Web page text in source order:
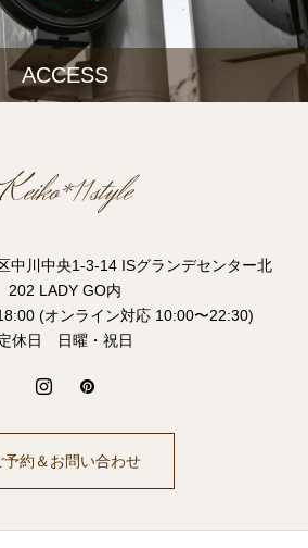
ACCESS
中川中央1-3-14 ISグランデセンター北
202 LADY GO内
(オンライン対応 10:00〜22:30)
休日 日曜・祝日
予約＆お問い合わせ